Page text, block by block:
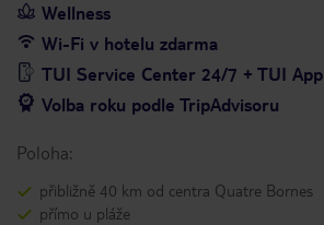
Wellness
Wi-Fi v hotelu zdarma
TUI Service Center 24/7 + TUI App
Volba roku podle TripAdvisoru
Poloha:
přibližně 40 km od centra Quatre Bornes
přímo u pláže